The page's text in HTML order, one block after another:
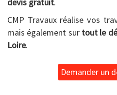
devis gratuit.
CMP Travaux réalise vos
mais également sur tout le
Loire.
Demander un